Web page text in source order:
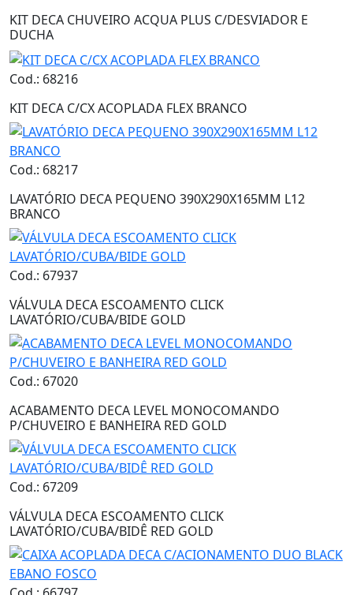
KIT DECA CHUVEIRO ACQUA PLUS C/DESVIADOR E
DUCHA
Cod.: 68216
KIT DECA C/CX ACOPLADA FLEX BRANCO
Cod.: 68217
LAVATÓRIO DECA PEQUENO 390X290X165MM L12
BRANCO
Cod.: 67937
VÁLVULA DECA ESCOAMENTO CLICK
LAVATÓRIO/CUBA/BIDE GOLD
Cod.: 67020
ACABAMENTO DECA LEVEL MONOCOMANDO
P/CHUVEIRO E BANHEIRA RED GOLD
Cod.: 67209
VÁLVULA DECA ESCOAMENTO CLICK
LAVATÓRIO/CUBA/BIDÊ RED GOLD